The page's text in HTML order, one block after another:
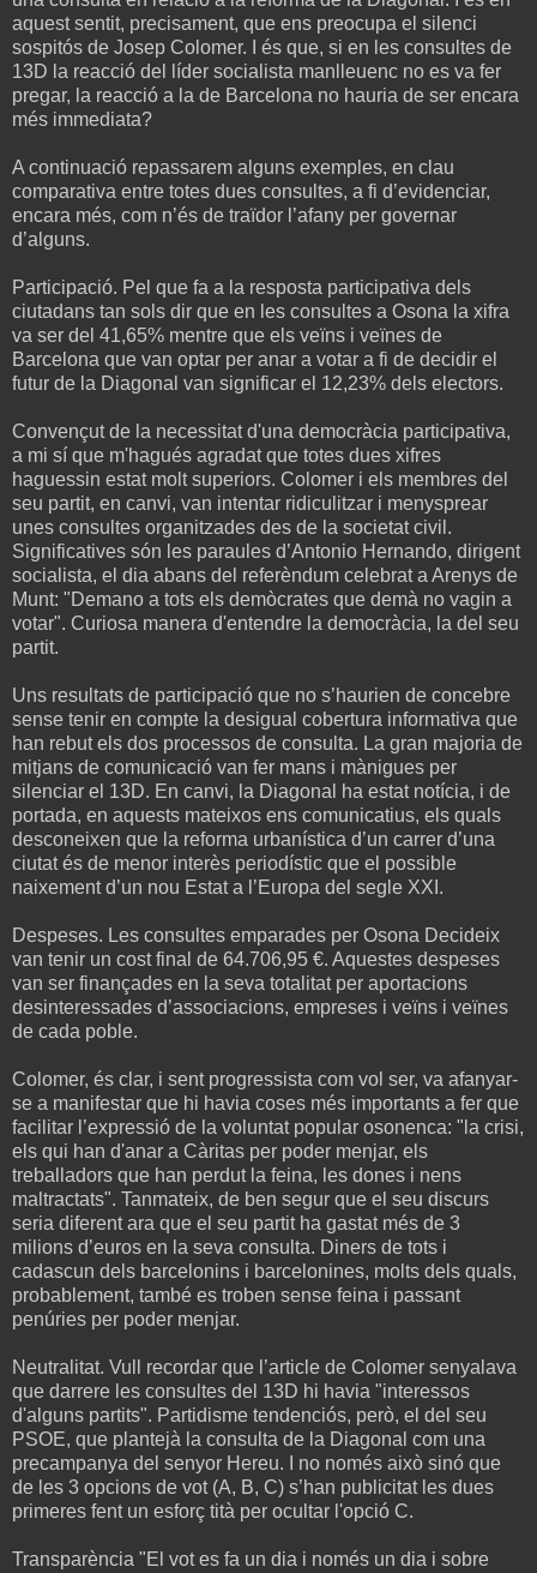
aquest sentit, precisament, que ens preocupa el silenci
sospitós de Josep Colomer. I és que, si en les consultes de
13D la reacció del líder socialista manlleuenc no es va fer
pregar, la reacció a la de Barcelona no hauria de ser encara
més immediata?
A continuació repassarem alguns exemples, en clau
comparativa entre totes dues consultes, a fi d’evidenciar,
encara més, com n’és de traïdor l’afany per governar
d’alguns.
Participació. Pel que fa a la resposta participativa dels
ciutadans tan sols dir que en les consultes a Osona la xifra
va ser del 41,65% mentre que els veïns i veïnes de
Barcelona que van optar per anar a votar a fi de decidir el
futur de la Diagonal van significar el 12,23% dels electors.
Convençut de la necessitat d'una democràcia participativa,
a mi sí que m'hagués agradat que totes dues xifres
haguessin estat molt superiors. Colomer i els membres del
seu partit, en canvi, van intentar ridiculitzar i menysprear
unes consultes organitzades des de la societat civil.
Significatives són les paraules d’Antonio Hernando, dirigent
socialista, el dia abans del referèndum celebrat a Arenys de
Munt: "Demano a tots els demòcrates que demà no vagin a
votar". Curiosa manera d'entendre la democràcia, la del seu
partit.
Uns resultats de participació que no s’haurien de concebre
sense tenir en compte la desigual cobertura informativa que
han rebut els dos processos de consulta. La gran majoria de
mitjans de comunicació van fer mans i mànigues per
silenciar el 13D. En canvi, la Diagonal ha estat notícia, i de
portada, en aquests mateixos ens comunicatius, els quals
desconeixen que la reforma urbanística d’un carrer d’una
ciutat és de menor interès periodístic que el possible
naixement d’un nou Estat a l’Europa del segle XXI.
Despeses. Les consultes emparades per Osona Decideix
van tenir un cost final de 64.706,95 €. Aquestes despeses
van ser finançades en la seva totalitat per aportacions
desinteressades d’associacions, empreses i veïns i veïnes
de cada poble.
Colomer, és clar, i sent progressista com vol ser, va afanyar-
se a manifestar que hi havia coses més importants a fer que
facilitar l’expressió de la voluntat popular osonenca: "la crisi,
els qui han d'anar a Càritas per poder menjar, els
treballadors que han perdut la feina, les dones i nens
maltractats". Tanmateix, de ben segur que el seu discurs
seria diferent ara que el seu partit ha gastat més de 3
milions d’euros en la seva consulta. Diners de tots i
cadascun dels barcelonins i barcelonines, molts dels quals,
probablement, també es troben sense feina i passant
penúries per poder menjar.
Neutralitat. Vull recordar que l’article de Colomer senyalava
que darrere les consultes del 13D hi havia "interessos
d'alguns partits". Partidisme tendenciós, però, el del seu
PSOE, que plantejà la consulta de la Diagonal com una
precampanya del senyor Hereu. I no només això sinó que
de les 3 opcions de vot (A, B, C) s’han publicitat les dues
primeres fent un esforç tità per ocultar l'opció C.
Transparència "El vot es fa un dia i només un dia i sobre